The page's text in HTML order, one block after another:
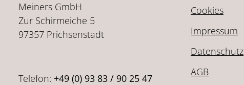
Meiners GmbH
Zur Schirmeiche 5
97357 Prichsenstadt
Telefon: +49 (0) 93 83 / 90 25 47
Cookies
Impressum
Datenschutz
AGB